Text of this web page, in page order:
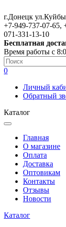
г.Донецк
+7-949-737-07-65,
071-331-13-10
Бесплатная
Время работы с
0
Личный
Обратный
Каталог
Главная
О магазине
Оплата
Доставка
Оптовикам
Контакты
Отзывы
Новости
Каталог